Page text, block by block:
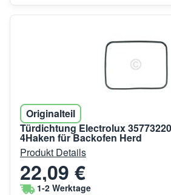
Originalteil
Türdichtung Electrolux
4Haken für Backofen Herd
Produkt Details
22,09 €
1-2 Werktage